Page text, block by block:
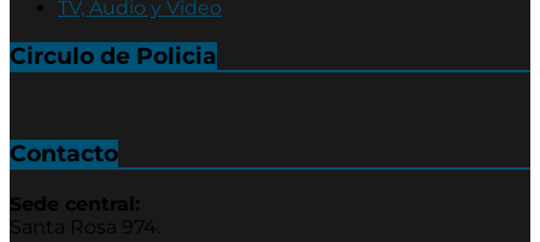
TV, Audio y Video
Circulo de Policia
Contacto
Sede central:
Santa Rosa 974.